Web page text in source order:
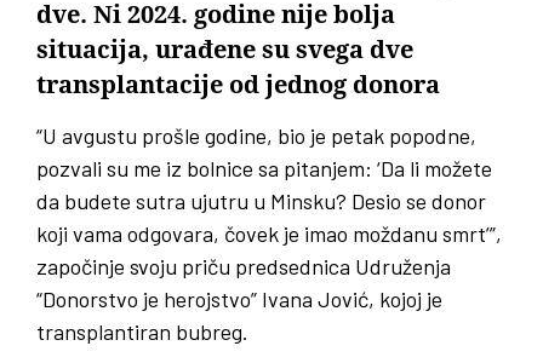
dve. Ni 2024. godine nije bolja
situacija, urađene su svega dve
transplantacije od jednog donora
“U avgustu prošle godine, bio je petak popodne,
pozvali su me iz bolnice sa pitanjem: ‘Da li možete
da budete sutra ujutru u Minsku? Desio se donor
koji vama odgovara, čovek je imao moždanu smrt’”,
započinje svoju priču predsednica Udruženja
“Donorstvo je herojstvo” Ivana Jović, kojoj je
transplantiran bubreg.